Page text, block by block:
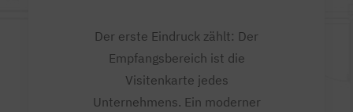
Der erste Eindruck zählt: Der
Empfangsbereich ist die
Visitenkarte jedes
Unternehmens. Ein moderner